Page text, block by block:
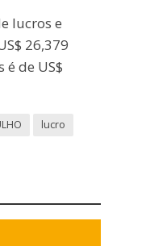
lucros e
26,379
de US$
lucro